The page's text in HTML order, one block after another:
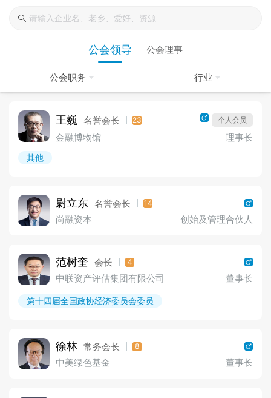
公会领导 公会理事
公会职务 行业
王巍 名誉会长 23 个人会员
金融博物馆 理事长
其他
尉立东 名誉会长 14
尚融资本 创始及管理合伙人
范树奎 会长 4
中联资产评估集团有限公司 董事长
第十四届全国政协经济委员会委员
徐林 常务会长 8
中美绿色基金 董事长